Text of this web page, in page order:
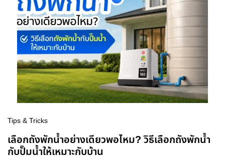
Tips & Tricks
เลือกถังพักน้ำอย่างเดียวพอไหม? วิธีเลือกถังพักน้ำ
กับปั๊มน้ำให้เหมาะกับบ้าน